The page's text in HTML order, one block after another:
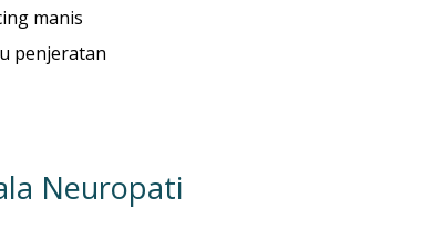
manis
penjeratan
Neuropati